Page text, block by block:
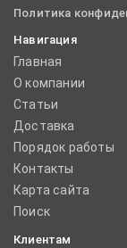
Политика
Навигация
Главная
О компании
Статьи
Доставка
Порядок работы
Контакты
Карта сайта
Поиск
Клиентам